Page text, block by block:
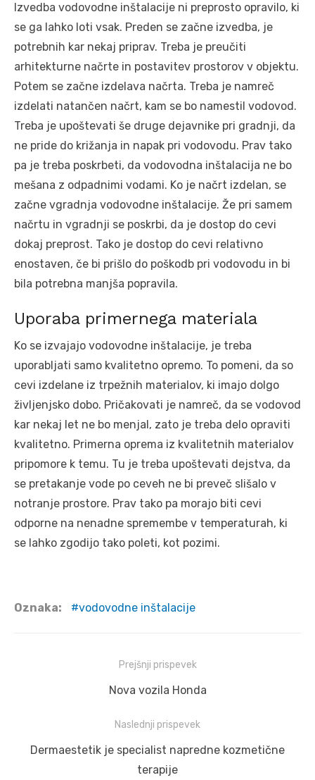
Izvedba vodovodne inštalacije ni preprosto opravilo, ki
se ga lahko loti vsak. Preden se začne izvedba, je
potrebnih kar nekaj priprav. Treba je preučiti
arhitekturne načrte in postavitev prostorov v objektu.
Potem se začne izdelava načrta. Treba je namreč
izdelati natančen načrt, kam se bo namestil vodovod.
Treba je upoštevati še druge dejavnike pri gradnji, da
ne pride do križanja in napak pri vodovodu. Prav tako
pa je treba poskrbeti, da vodovodna inštalacija ne bo
mešana z odpadnimi vodami. Ko je načrt izdelan, se
začne vgradnja vodovodne inštalacije. Že pri samem
načrtu in vgradnji se poskrbi, da je dostop do cevi
dokaj preprost. Tako je dostop do cevi relativno
enostaven, če bi prišlo do poškodb pri vodovodu in bi
bila potrebna manjša popravila.
Uporaba primernega materiala
Ko se izvajajo vodovodne inštalacije, je treba
uporabljati samo kvalitetno opremo. To pomeni, da so
cevi izdelane iz trpežnih materialov, ki imajo dolgo
življenjsko dobo. Pričakovati je namreč, da se vodovod
kar nekaj let ne bo menjal, zato je treba delo opraviti
kvalitetno. Primerna oprema iz kvalitetnih materialov
pripomore k temu. Tu je treba upoštevati dejstva, da
se pretakanje vode po ceveh ne bi preveč slišalo v
notranje prostore. Prav tako pa morajo biti cevi
odporne na nenadne spremembe v temperaturah, ki
se lahko zgodijo tako poleti, kot pozimi.
Oznaka: vodovodne inštalacije
Prejšnji prispevek
Prejšnji
Nova vozila Honda
Naslednji prispevek
Naslednji
Dermaestetik je specialist napredne kozmetične
terapije